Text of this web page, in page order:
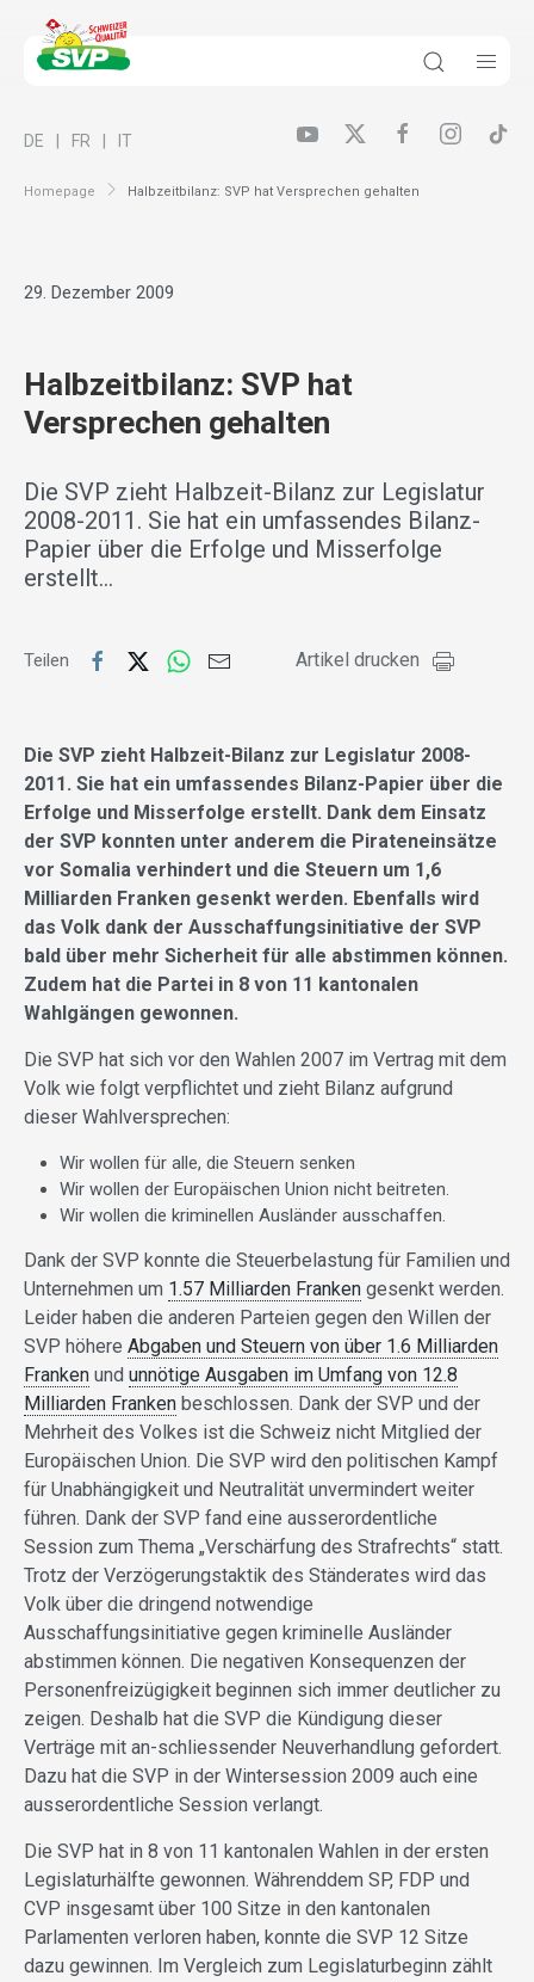
Homepage Halbzeitbilanz: SVP hat Versprechen gehalten
DE FR IT
29. Dezember 2009
Halbzeitbilanz: SVP hat
Versprechen gehalten
Die SVP zieht Halbzeit-Bilanz zur Legislatur
2008-2011. Sie hat ein umfassendes Bilanz-
Papier über die Erfolge und Misserfolge
erstellt…
Teilen Artikel drucken
Die SVP zieht Halbzeit-Bilanz zur Legislatur 2008-
2011. Sie hat ein umfassendes Bilanz-Papier über die
Erfolge und Misserfolge erstellt. Dank dem Einsatz
der SVP konnten unter anderem die Pirateneinsätze
vor Somalia verhindert und die Steuern um 1,6
Milliarden Franken gesenkt werden. Ebenfalls wird
das Volk dank der Ausschaffungsinitiative der SVP
bald über mehr Sicherheit für alle abstimmen können.
Zudem hat die Partei in 8 von 11 kantonalen
Wahlgängen gewonnen.
Die SVP hat sich vor den Wahlen 2007 im Vertrag mit dem
Volk wie folgt verpflichtet und zieht Bilanz aufgrund
dieser Wahlversprechen:
Wir wollen für alle, die Steuern senken
Wir wollen der Europäischen Union nicht beitreten.
Wir wollen die kriminellen Ausländer ausschaffen.
Dank der SVP konnte die Steuerbelastung für Familien und
Unternehmen um 1.57 Milliarden Franken gesenkt werden.
Leider haben die anderen Parteien gegen den Willen der
SVP höhere Abgaben und Steuern von über 1.6 Milliarden
Franken und unnötige Ausgaben im Umfang von 12.8
Milliarden Franken beschlossen. Dank der SVP und der
Mehrheit des Volkes ist die Schweiz nicht Mitglied der
Europäischen Union. Die SVP wird den politischen Kampf
für Unabhängigkeit und Neutralität unvermindert weiter
führen. Dank der SVP fand eine ausserordentliche
Session zum Thema „Verschärfung des Strafrechts“ statt.
Trotz der Verzögerungstaktik des Ständerates wird das
Volk über die dringend notwendige
Ausschaffungsinitiative gegen kriminelle Ausländer
abstimmen können. Die negativen Konsequenzen der
Personenfreizügigkeit beginnen sich immer deutlicher zu
zeigen. Deshalb hat die SVP die Kündigung dieser
Verträge mit an-schliessender Neuverhandlung gefordert.
Dazu hat die SVP in der Wintersession 2009 auch eine
ausserordentliche Session verlangt.
Die SVP hat in 8 von 11 kantonalen Wahlen in der ersten
Legislaturhälfte gewonnen. Währenddem SP, FDP und
CVP insgesamt über 100 Sitze in den kantonalen
Parlamenten verloren haben, konnte die SVP 12 Sitze
dazu gewinnen. Im Vergleich zum Legislaturbeginn zählt